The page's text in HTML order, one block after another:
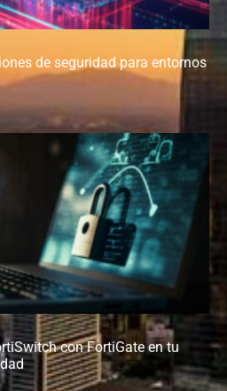
de seguridad para entornos
con FortiGate en tu